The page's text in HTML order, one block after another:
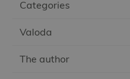
Categories
Valoda
The author